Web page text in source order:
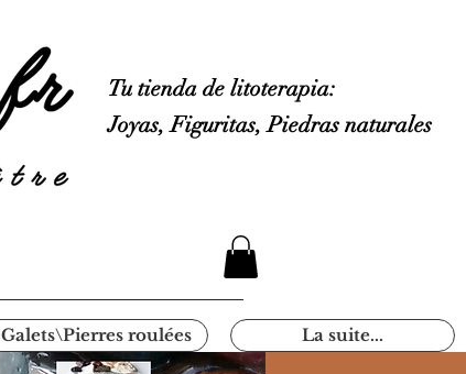
Tu tienda de litoterapia:
Joyas, Figuritas, Piedras naturales
Galets\Pierres roulées La suite...